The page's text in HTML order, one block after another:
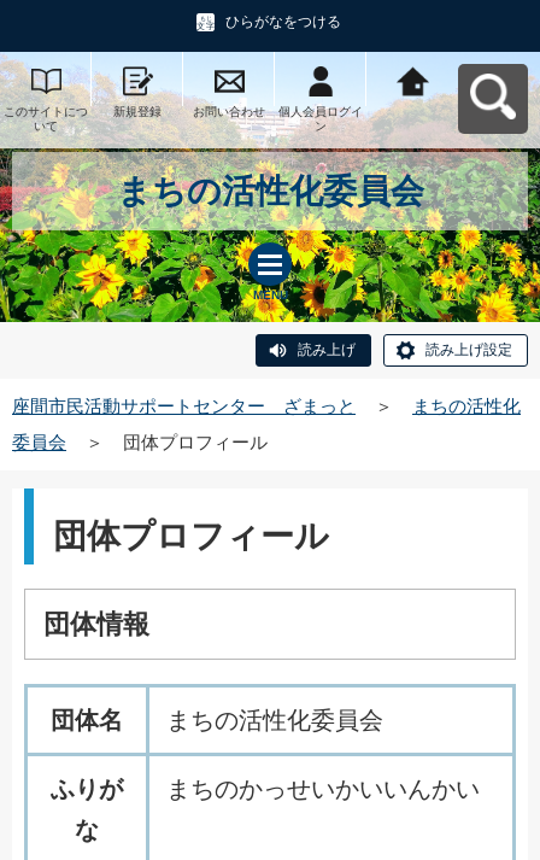
ひらがなをつける
このサイトにつ
いて
新規登録 お問い合わせ
個人会員ログイ
ン
座間市民活動サ
ポートセンタ
ー ざまっとへ
戻る
まちの活性化委員会
MENU
読み上げ 読み上げ設定
座間市民活動サポートセンター ざまっと ＞
まちの活性化
委員会
＞ 団体プロフィール
団体プロフィール
団体情報
団体名 まちの活性化委員会
ふりが
な
まちのかっせいかいいんかい